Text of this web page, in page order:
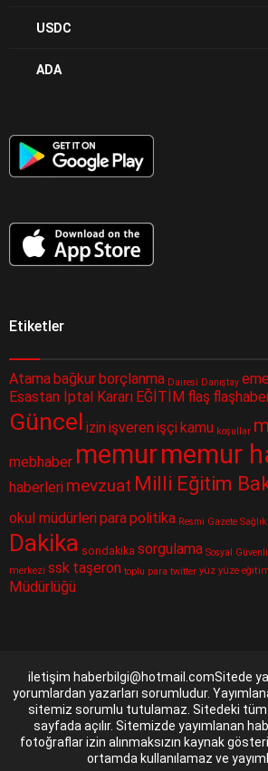
USDC
ADA
Etiketler
Atamabağkurborçlanma Dairesi Danıştay
Esastan İptal Kararı EĞİTİM flaş
Güncel izinişverenişçikamu koşullar
mebhaber memurmemur
haberleri mevzuat Milli Eğitim
okul müdürleriparapolitika Resmi Gazete
Dakika sondakika sorgulama Sosyal
merkezi ssk taşeron toplu para twitter yüz yüze
Müdürlüğü
iletişim haberbilgi@hotmail.comSitede
yorumlardan yazarları sorumludur.
sitemiz sorumlu tutulamaz. Sitedeki tüm
sayfada açılır. Sitemizde yayımlanan
fotoğraflar izin alınmaksızın kaynak
ortamda kullanılamaz ve